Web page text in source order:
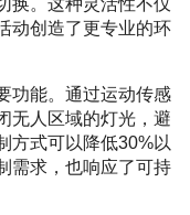
换。这种灵活性不仅
动创造了更专业的环
功能。通过运动传感
无人区域的灯光，避
方式可以降低30%以
需求，也响应了可持